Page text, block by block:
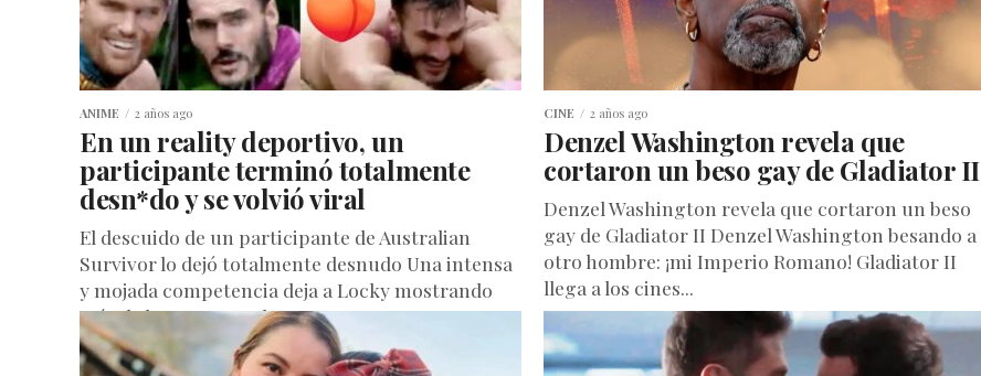
ANIME 2 años ago
En un reality deportivo, un
participante terminó totalmente
desn*do y se volvió viral
El descuido de un participante de Australian
Survivor lo dejó totalmente desnudo Una intensa
y mojada competencia deja a Locky mostrando
más de lo que esperaba...
CINE 2 años ago
Denzel Washington revela que
cortaron un beso gay de Gladiator II
Denzel Washington revela que cortaron un beso
gay de Gladiator II Denzel Washington besando a
otro hombre: ¡mi Imperio Romano! Gladiator II
llega a los cines...